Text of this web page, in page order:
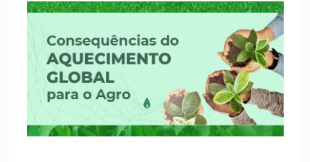
Consequências
do
aquecimento
global
para
o
Agro